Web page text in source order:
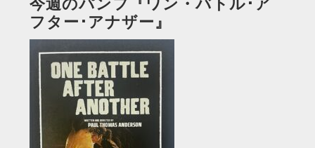
今週のパンフ『ワン・バトル･ア
フター･アナザー』